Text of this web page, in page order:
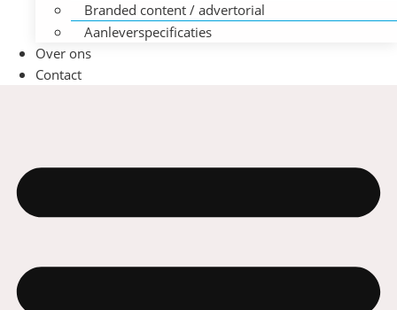
Branded content / advertorial
Aanleverspecificaties
Over ons
Contact